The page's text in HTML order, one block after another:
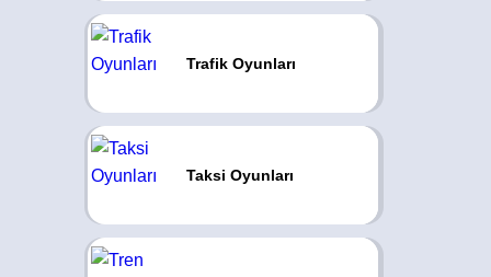
Trafik Oyunları
Taksi Oyunları